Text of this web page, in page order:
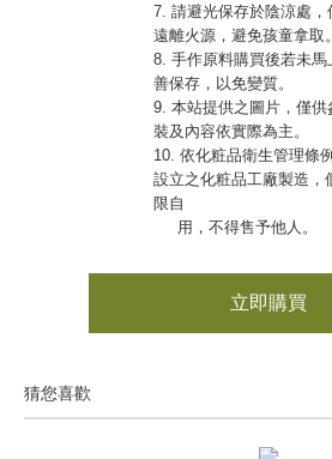
7. 請避光保存於陰涼處
遠離火源，避免孩童拿取。
8. 手作原料購買後若未
善保存，以免變質。
9. 本站提供之圖片，僅
裝及內容依實際為主。
10. 依化粧品衛生管理條
設立之化粧品工廠製造，
限自
用，不得售予他人。
立即購買
猜您喜歡